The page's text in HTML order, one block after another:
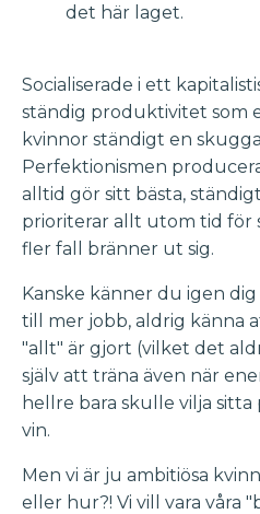
det här laget.
Socialiserade i ett
ständig produktivitet som
kvinnor ständigt en
Perfektionismen
alltid gör sitt bästa,
prioriterar allt utom tid för
fler fall bränner ut sig.
Kanske känner du igen
till mer jobb, aldrig känna
"allt" är gjort (vilket det
själv att träna även när
hellre bara skulle vilja
vin.
Men vi är ju ambitiösa
eller hur?! Vi vill vara våra